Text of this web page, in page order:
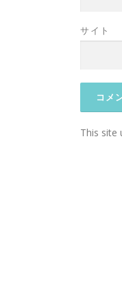
サイト
This site